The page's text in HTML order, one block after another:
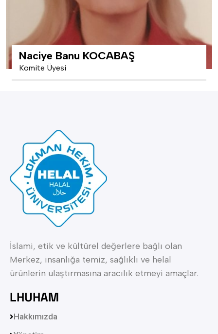
Naciye Banu KOCABAŞ
Komite Üyesi
İslami, etik ve kültürel değerlere bağlı olan
Merkez, insanlığa temiz, sağlıklı ve helal
ürünlerin ulaştırmasına aracılık etmeyi amaçlar.
LHUHAM
Hakkımızda